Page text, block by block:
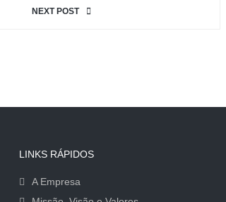
NEXT POST
LINKS RÁPIDOS
A Empresa